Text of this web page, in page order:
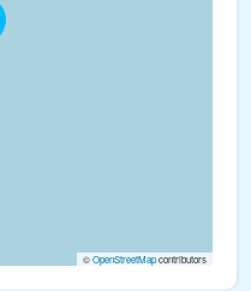
©OpenStreetMapcontributors